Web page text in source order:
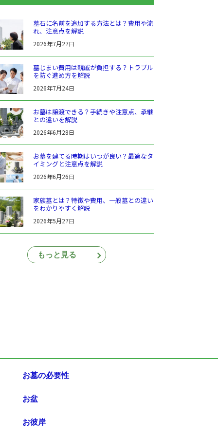
墓石に名前を追加する方法とは？費用や流
れ、注意点を解説
2026年7月27日
墓じまい費用は親戚が負担する？トラブル
を防ぐ進め方を解説
2026年7月24日
お墓は譲渡できる？手続きや注意点、承継
との違いを解説
2026年6月28日
お墓を建てる時期はいつが良い？最適なタ
イミングと注意点を解説
2026年6月26日
家族墓とは？特徴や費用、一般墓との違い
をわかりやすく解説
2026年5月27日
もっと見る
お墓の必要性
お盆
お彼岸